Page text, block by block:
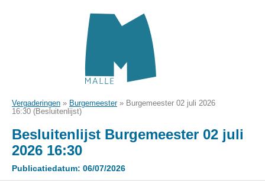
Vergaderingen » Burgemeester» Burgemeester 02 juli 2026
16:30 (Besluitenlijst)
Besluitenlijst Burgemeester 02 juli
2026 16:30
Publicatiedatum: 06/07/2026